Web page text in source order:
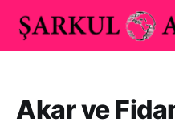
Akar ve